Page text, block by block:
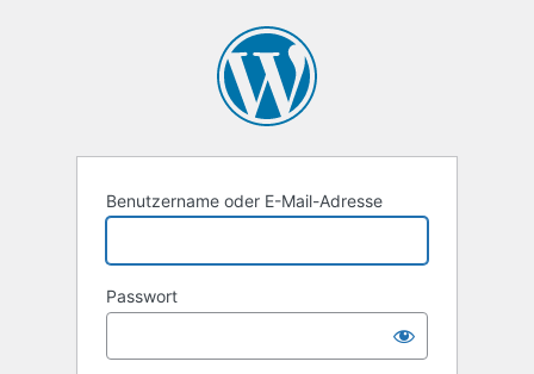
Benutzername oder E-Mail-Adresse
Passwort